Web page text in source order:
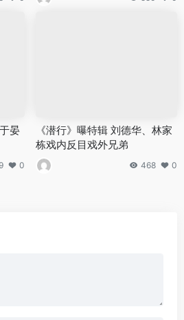
晏
0
《潜行》曝特辑 刘德华、林家
栋戏内反目戏外兄弟
468 0